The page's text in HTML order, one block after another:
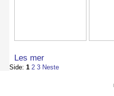
Les mer
Side: 1 2 3 Neste